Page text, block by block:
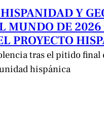
Y
MUNDO DE 2026
PROYECTO
tras el pitido final
hispánica